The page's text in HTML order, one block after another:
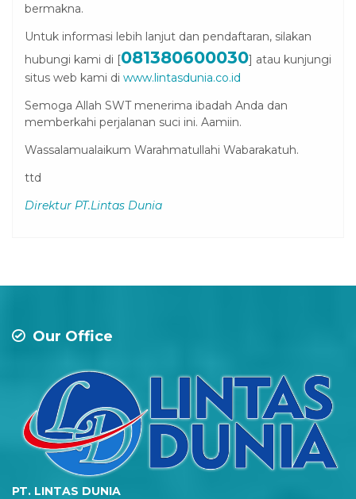
bermakna.
Untuk informasi lebih lanjut dan pendaftaran, silakan
hubungi kami di [081380600030] atau kunjungi
situs web kami di www.lintasdunia.co.id
Semoga Allah SWT menerima ibadah Anda dan
memberkahi perjalanan suci ini. Aamiin.
Wassalamualaikum Warahmatullahi Wabarakatuh.
ttd
Direktur PT.Lintas Dunia
Our Office
PT. LINTAS DUNIA